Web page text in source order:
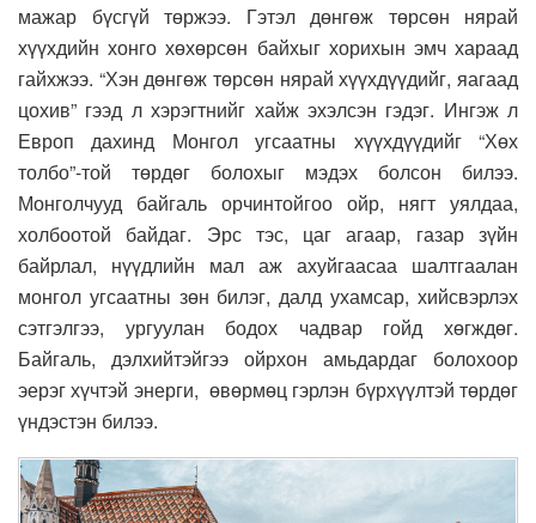
мажар бүсгүй төржээ. Гэтэл дөнгөж төрсөн нярай
хүүхдийн хонго хөхөрсөн байхыг хорихын эмч хараад
гайхжээ. “Хэн дөнгөж төрсөн нярай хүүхдүүдийг, яагаад
цохив” гээд л хэрэгтнийг хайж эхэлсэн гэдэг. Ингэж л
Европ дахинд Монгол угсаатны хүүхдүүдийг “Хөх
толбо”-той төрдөг болохыг мэдэх болсон билээ.
Монголчууд байгаль орчинтойгоо ойр, нягт уялдаа,
холбоотой байдаг. Эрс тэс, цаг агаар, газар зүйн
байрлал, нүүдлийн мал аж ахуйгаасаа шалтгаалан
монгол угсаатны зөн билэг, далд ухамсар, хийсвэрлэх
сэтгэлгээ, ургуулан бодох чадвар гойд хөгждөг.
Байгаль, дэлхийтэйгээ ойрхон амьдардаг болохоор
эерэг хүчтэй энерги, өвөрмөц гэрлэн бүрхүүлтэй төрдөг
үндэстэн билээ.